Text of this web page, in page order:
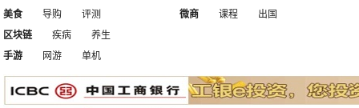
美食
导购 评测
微商
课程
出国
区块链
疾病
养生
手游
网游 单机